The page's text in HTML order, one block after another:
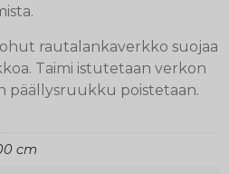
rautalankaverkko suojaa
Taimi istutetaan verkon
päällysruukku poistetaan.
cm